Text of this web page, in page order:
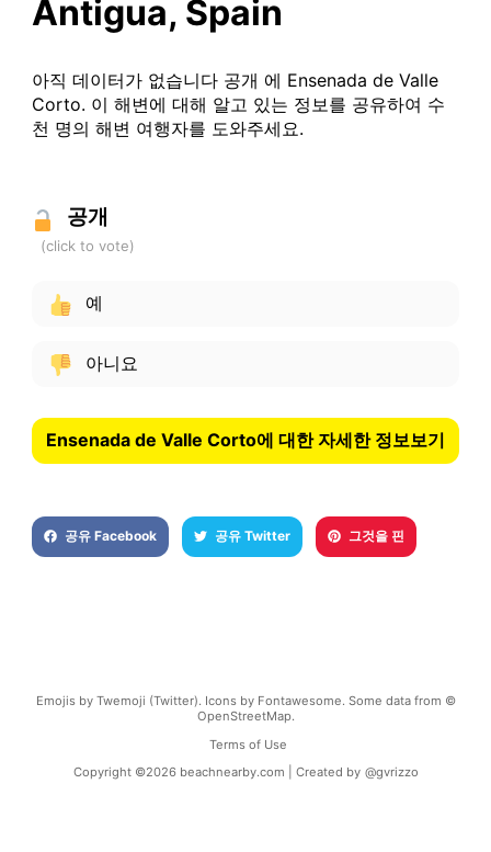
Antigua, Spain
아직 데이터가 없습니다 공개 에 Ensenada de Valle
Corto. 이 해변에 대해 알고 있는 정보를 공유하여 수
천 명의 해변 여행자를 도와주세요.
공개
예
아니요
Ensenada de Valle Corto에 대한 자세한 정보보기
공유 Facebook 공유 Twitter 그것을 핀
Emojis by Twemoji (Twitter). Icons by Fontawesome. Some data from ©
OpenStreetMap.
Terms of Use
Copyright ©2026 beachnearby.com | Created by @gvrizzo